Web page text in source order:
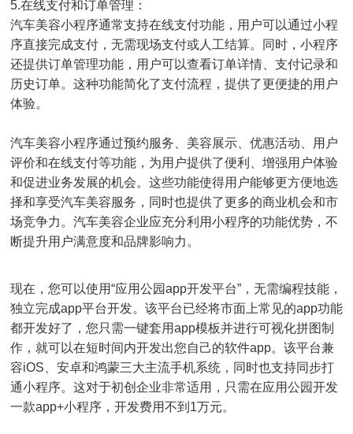
5.在线支付和订单管理：
汽车美容小程序通常支持在线支付功能，用户可以通过小程
序直接完成支付，无需现场支付或人工结算。同时，小程序
还提供订单管理功能，用户可以查看订单详情、支付记录和
历史订单。这种功能简化了支付流程，提供了更便捷的用户
体验。
汽车美容小程序通过预约服务、美容展示、优惠活动、用户
评价和在线支付等功能，为用户提供了便利、增强用户体验
和促进业务发展的机会。这些功能使得用户能够更方便地选
择和享受汽车美容服务，同时也提供了更多的商业机会和市
场竞争力。汽车美容企业应充分利用小程序的功能优势，不
断提升用户满意度和品牌影响力。
现在，您可以使用“应用公园app开发平台”，无需编程技能，
独立完成app平台开发。该平台已经将市面上常见的app功能
都开发好了，您只需一键套用app模板并进行可视化拼图制
作，就可以在短时间内开发出您自己的软件app。该平台兼
容iOS、安卓和鸿蒙三大主流手机系统，同时也支持同步打
通小程序。这对于初创企业非常适用，只需在应用公园开发
一款app+小程序，开发费用不到1万元。